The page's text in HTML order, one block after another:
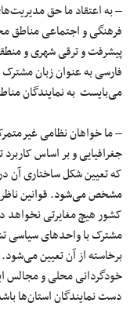
– به اعتقاد ما حق
فرهنگی و اجتماعی مناطق
پیشرفت و ترقی شهری و
فارسی به عنوان زبان
می‌بایست به نمایندگان
– ما خواهان نظامی
جغرافیایی و بر اساس
که تعیین شکل ساختاری آن
مشخص می‌شود. قوانین ناظر
کشور هیچ مغایرتی
مشترک با واحدهای سیاسی
برخاسته از آن تعیین
خودگردانی محلی و مجالس
دست نمایندگان استان‌ها